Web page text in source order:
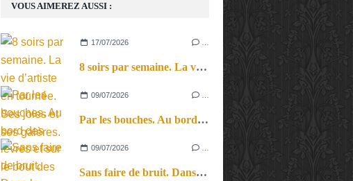
VOUS AIMEREZ AUSSI :
17/07/2026
8 soirs par semaine. La vie d’artiste en tournée. Ses joies et ses galères.
09/07/2026
Par les bouches. Au bord des lèvres et sur le bout des langues.
09/07/2026
Sans faire de bruit. Dans le microcosme du quotidien, l’exploration théâtrale de la perception sonore.